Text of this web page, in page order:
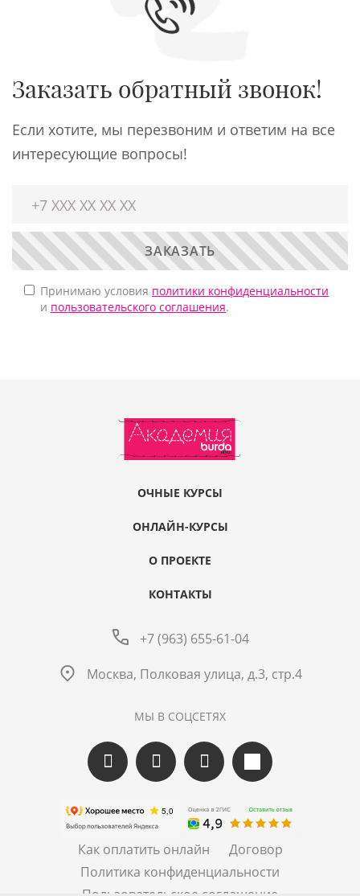
Заказать обратный звонок!
Если хотите, мы перезвоним и ответим на все
интересующие вопросы!
ЗАКАЗАТЬ
Принимаю условия политики конфиденциальности
и пользовательского соглашения.
ОЧНЫЕ КУРСЫ
ОНЛАЙН-КУРСЫ
О ПРОЕКТЕ
КОНТАКТЫ
+7 (963) 655-61-04
Москва, Полковая улица, д.3, стр.4
МЫ В СОЦСЕТЯХ
Как оплатить онлайн
Договор
Политика конфиденциальности